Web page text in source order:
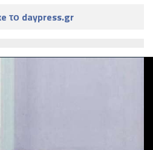
το daypress.gr